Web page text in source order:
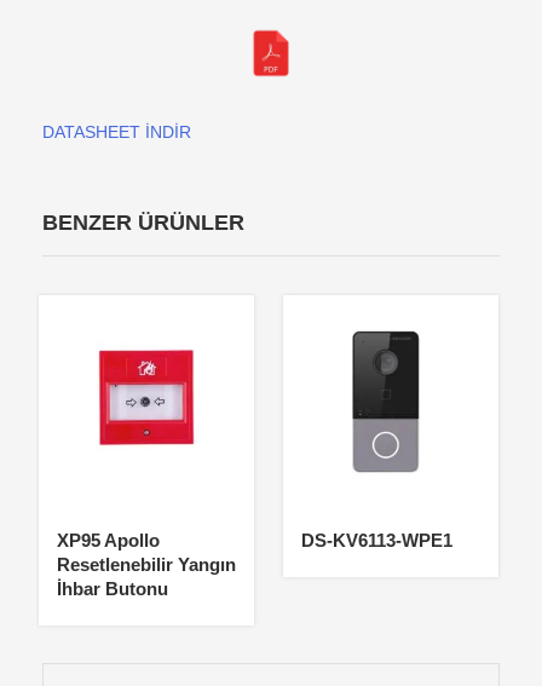
DATASHEET İNDİR
BENZER ÜRÜNLER
XP95 Apollo
Resetlenebilir Yangın
İhbar Butonu
DS-KV6113-WPE1